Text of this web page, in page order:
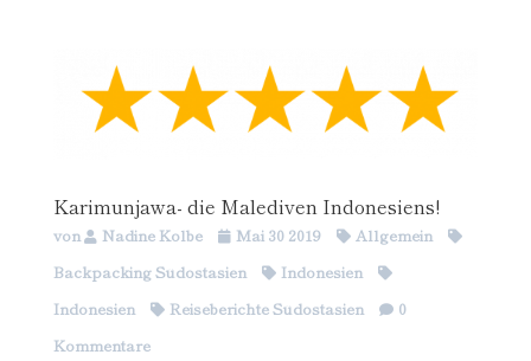
Karimunjawa- die Malediven Indonesiens!
von Nadine Kolbe Mai 30 2019
Allgemein
Backpacking Südostasien
Indonesien
Indonesien
Reiseberichte Südostasien
0
Kommentare